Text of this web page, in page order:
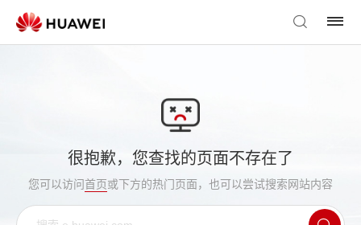
很抱歉，您查找的页面不存在了
您可以访问首页或下方的热门页面，也可以尝试搜索网站内容